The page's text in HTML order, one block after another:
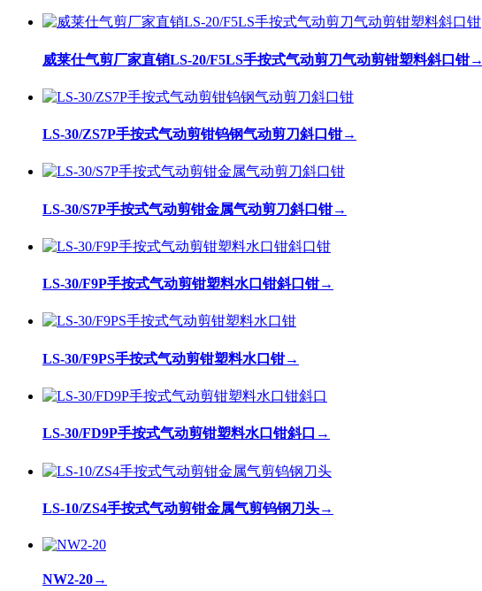
威莱仕气剪厂家直销LS-20/F5LS手按式气动剪刀气动剪钳塑料斜口钳→
LS-30/ZS7P手按式气动剪钳钨钢气动剪刀斜口钳→
LS-30/S7P手按式气动剪钳金属气动剪刀斜口钳→
LS-30/F9P手按式气动剪钳塑料水口钳斜口钳→
LS-30/F9PS手按式气动剪钳塑料水口钳→
LS-30/FD9P手按式气动剪钳塑料水口钳斜口 →
LS-10/ZS4手按式气动剪钳金属气剪钨钢刀头→
NW2-20→